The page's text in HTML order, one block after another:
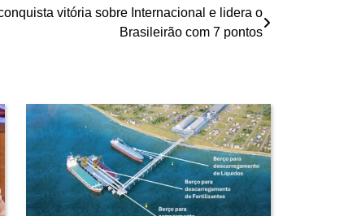
vitória sobre Internacional e lidera o
Brasileirão com 7 pontos